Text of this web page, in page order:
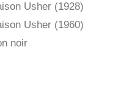
Usher (1928)
Usher (1960)
noir